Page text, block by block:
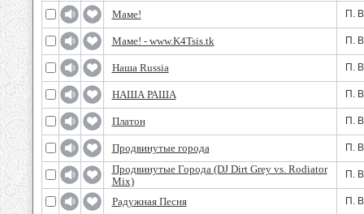
Маме! П.
Маме! - www.K4Tsis.tk П.
Наша Russia П.
НАША РАША П.
Платон П.
Продвинутые города П.
Продвинутые Города (DJ Dirt Grey vs. Rodiator
Mix)
П.
Радужная Песня П.